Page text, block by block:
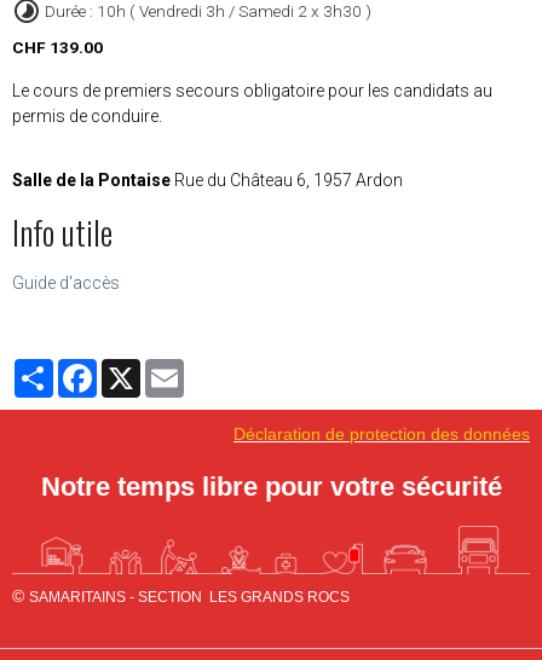
Durée : 10h ( Vendredi 3h / Samedi 2 x 3h30 )
CHF 139.00
Le cours de premiers secours obligatoire pour les candidats au
permis de conduire.
Salle de la Pontaise Rue du Château 6, 1957 Ardon
Info utile
Guide d'accès
PartagerFacebook
X
Déclaration de protection des données
Notre temps libre pour votre sécurité
© SAMARITAINS - SECTION LES GRANDS ROCS